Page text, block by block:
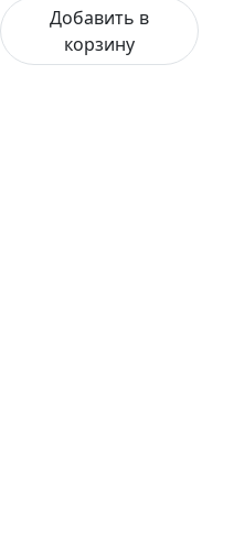
Добавить в
корзину